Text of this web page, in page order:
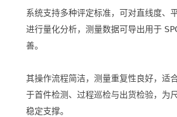
系统支持多种评定标准，可对直线度、
进行量化分析，测量数据可导出用于
善。
其操作流程简洁，测量重复性良好，适
于首件检测、过程巡检与出货检验，为
稳定支撑。